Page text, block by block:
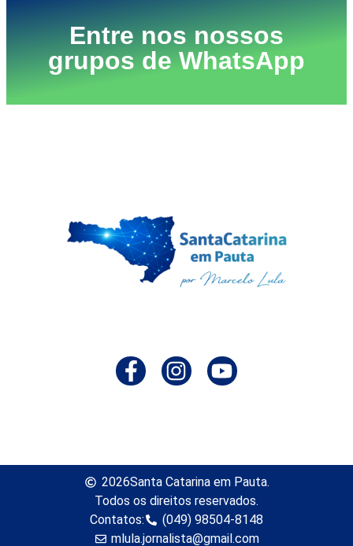
Entre nos nossos
grupos de WhatsApp
2026Santa Catarina em Pauta.
Todos os direitos reservados.
Contatos:
(049) 98504-8148
mlula.jornalista@gmail.com